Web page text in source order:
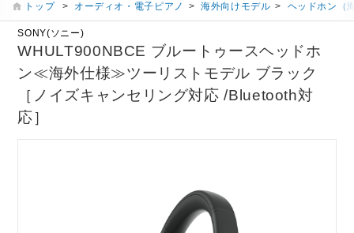
トップ > オーディオ・電子ピアノ > 海外向けモデル > ヘッドホン（
SONY(ソニー)
WHULT900NBCE ブルートゥースヘッドホ
ン≪海外仕様≫ツーリストモデル ブラック
［ノイズキャンセリング対応 /Bluetooth対
応］